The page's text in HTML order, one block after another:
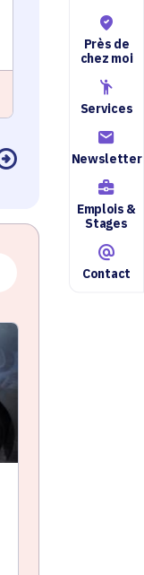
Près de
chez moi
Services
Newsletter
Emplois &
Stages
Contact
Voté en
10
En savoir plus